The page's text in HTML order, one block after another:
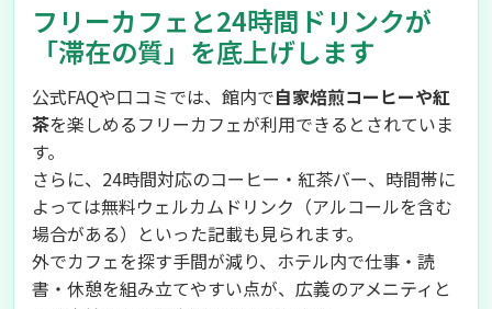
フリーカフェと24時間ドリンクが
「滞在の質」を底上げします
公式FAQや口コミでは、館内で自家焙煎コーヒーや紅
茶を楽しめるフリーカフェが利用できるとされていま
す。
さらに、24時間対応のコーヒー・紅茶バー、時間帯に
よっては無料ウェルカムドリンク（アルコールを含む
場合がある）といった記載も見られます。
外でカフェを探す手間が減り、ホテル内で仕事・読
書・休憩を組み立てやすい点が、広義のアメニティと